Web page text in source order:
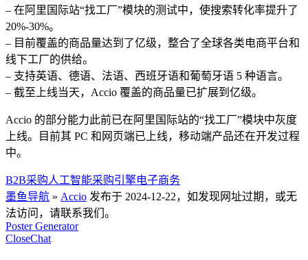
– 在阿里国际站“找工厂”模块的测试中，使搜索转化率提升了
20%-30%。
– 目前覆盖的商品量达到了亿级，整合了全球各类电商平台和
线下工厂的供给。
– 支持英语、德语、法语、西班牙语和葡萄牙语 5 种语言。
– 截至上线当天，Accio 覆盖的商品量已扩展到亿级。
Accio 的部分能力此前已在阿里国际站的“找工厂”模块中灰度
上线。目前其 PC 和网页端已上线，移动端产品还在开发过程
中。
B2B采购人工智能采购引擎电子商务
墨鱼导航 » Accio 发布于 2024-12-22，如发现网址过期，或无
法访问，请联系我们。
Poster Generator
CloseChat